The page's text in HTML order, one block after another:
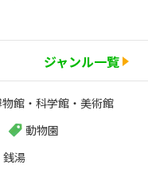
ジャンル一覧
館・科学館・美術館
動物園
銭湯